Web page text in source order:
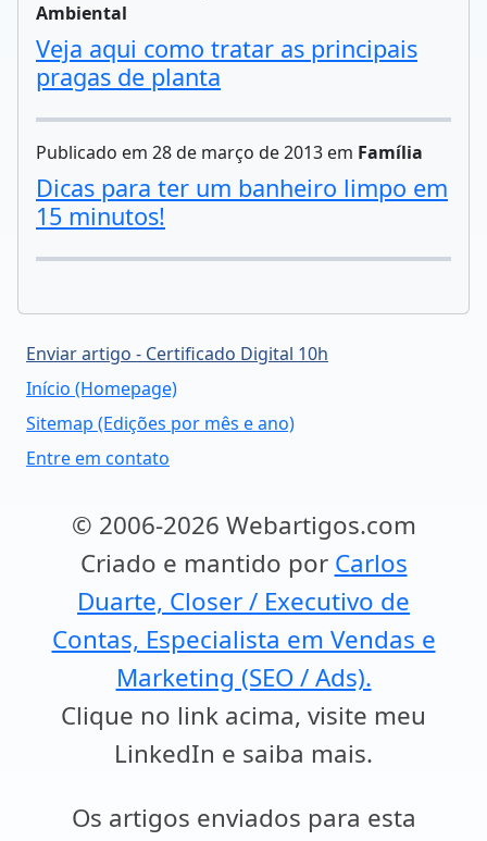
Ambiental
Veja aqui como tratar as principais
pragas de planta
Publicado em 28 de março de 2013 em Família
Dicas para ter um banheiro limpo em
15 minutos!
Enviar artigo - Certificado Digital 10h
Início (Homepage)
Sitemap (Edições por mês e ano)
Entre em contato
© 2006-2026 Webartigos.com
Criado e mantido por Carlos
Duarte, Closer / Executivo de
Contas, Especialista em Vendas e
Marketing (SEO / Ads).
Clique no link acima, visite meu
LinkedIn e saiba mais.
Os artigos enviados para esta